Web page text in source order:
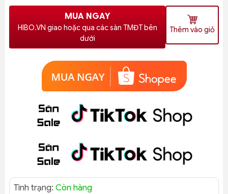
MUA NGAY
HIBO.VN giao hoặc qua các sàn TMĐT bên
dưới
Thêm vào giỏ
Tình trạng: Còn hàng